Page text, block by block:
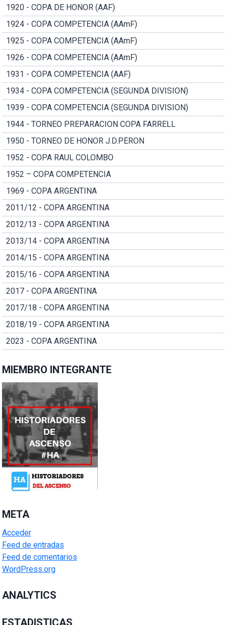
1920 - COPA DE HONOR (AAF)
1924 - COPA COMPETENCIA (AAmF)
1925 - COPA COMPETENCIA (AAmF)
1926 - COPA COMPETENCIA (AAmF)
1931 - COPA COMPETENCIA (AAF)
1934 - COPA COMPETENCIA (SEGUNDA DIVISION)
1939 - COPA COMPETENCIA (SEGUNDA DIVISION)
1944 - TORNEO PREPARACION COPA FARRELL
1950 - TORNEO DE HONOR J.D.PERON
1952 - COPA RAUL COLOMBO
1952 – COPA COMPETENCIA
1969 - COPA ARGENTINA
2011/12 - COPA ARGENTINA
2012/13 - COPA ARGENTINA
2013/14 - COPA ARGENTINA
2014/15 - COPA ARGENTINA
2015/16 - COPA ARGENTINA
2017 - COPA ARGENTINA
2017/18 - COPA ARGENTINA
2018/19 - COPA ARGENTINA
2023 - COPA ARGENTINA
MIEMBRO INTEGRANTE
META
Acceder
Feed de entradas
Feed de comentarios
WordPress.org
ANALYTICS
ESTADISTICAS